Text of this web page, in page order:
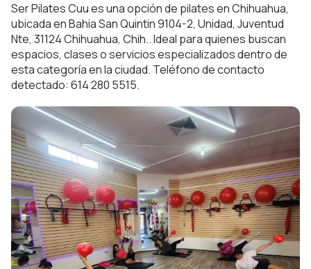
Ser Pilates Cuu es una opción de pilates en Chihuahua,
ubicada en Bahia San Quintin 9104-2, Unidad, Juventud
Nte, 31124 Chihuahua, Chih.. Ideal para quienes buscan
espacios, clases o servicios especializados dentro de
esta categoría en la ciudad. Teléfono de contacto
detectado: 614 280 5515.